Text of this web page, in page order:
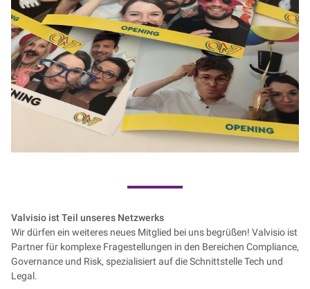
Valvisio ist Teil unseres Netzwerks
Wir dürfen ein weiteres neues Mitglied bei uns begrüßen! Valvisio ist
Partner für komplexe Fragestellungen in den Bereichen Compliance,
Governance und Risk, spezialisiert auf die Schnittstelle Tech und
Legal.